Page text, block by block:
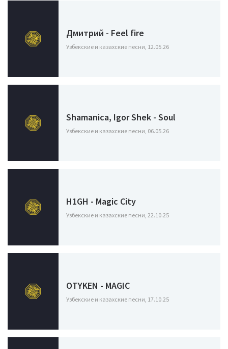
Дмитрий - Feel fire
Узбекские и казахские песни, 12.05.26
Shamanica, Igor Shek - Soul
Узбекские и казахские песни, 06.05.26
H1GH - Magic City
Узбекские и казахские песни, 22.10.25
OTYKEN - MAGIC
Узбекские и казахские песни, 17.10.25